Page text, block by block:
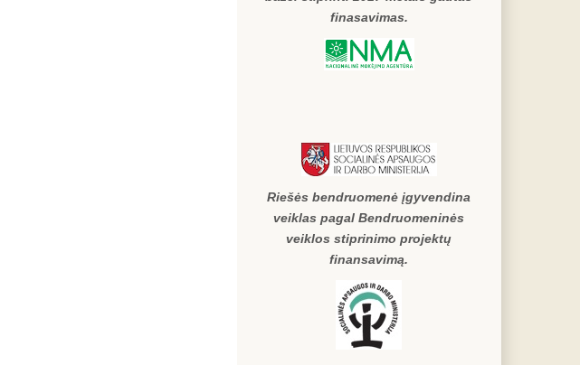
finasavimas.
Riešės bendruomenė įgyvendina
veiklas pagal Bendruomeninės
veiklos stiprinimo projektų
finansavimą.